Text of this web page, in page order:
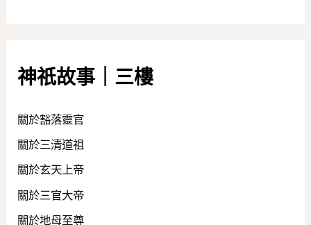
神祇故事｜三樓
關於豁落靈官
關於三清道祖
關於玄天上帝
關於三官大帝
關於地母至尊